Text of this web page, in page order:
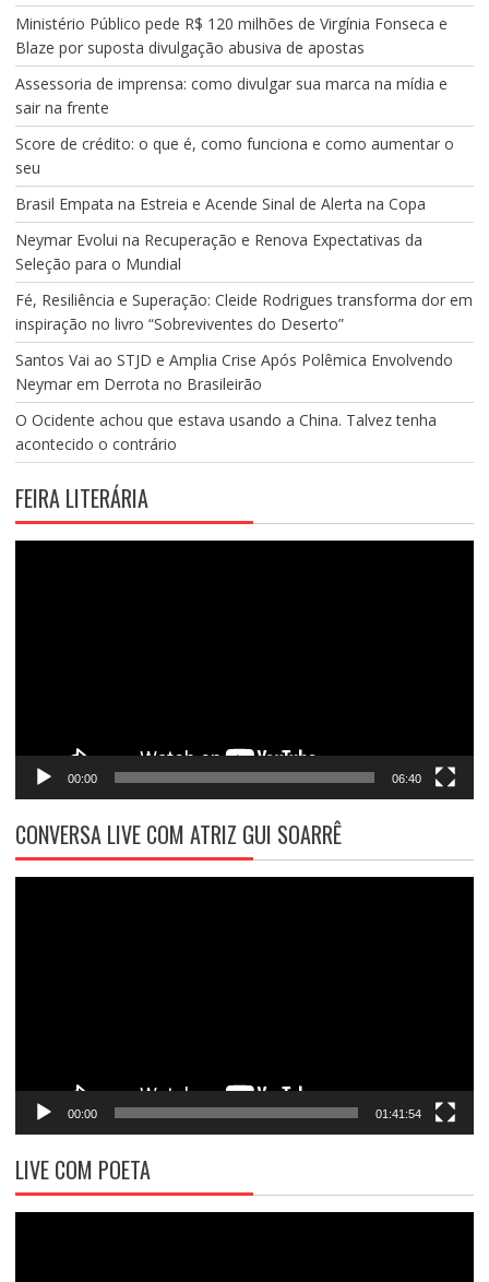
Ministério Público pede R$ 120 milhões de Virgínia Fonseca e
Blaze por suposta divulgação abusiva de apostas
Assessoria de imprensa: como divulgar sua marca na mídia e
sair na frente
Score de crédito: o que é, como funciona e como aumentar o
seu
Brasil Empata na Estreia e Acende Sinal de Alerta na Copa
Neymar Evolui na Recuperação e Renova Expectativas da
Seleção para o Mundial
Fé, Resiliência e Superação: Cleide Rodrigues transforma dor em
inspiração no livro “Sobreviventes do Deserto”
Santos Vai ao STJD e Amplia Crise Após Polêmica Envolvendo
Neymar em Derrota no Brasileirão
O Ocidente achou que estava usando a China. Talvez tenha
acontecido o contrário
FEIRA LITERÁRIA
00:00 06:40
CONVERSA LIVE COM ATRIZ GUI SOARRÊ
00:00 01:41:54
LIVE COM POETA